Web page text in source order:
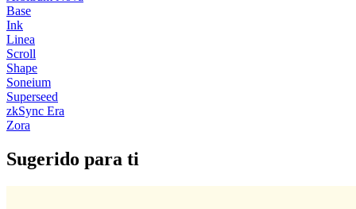
Base
Ink
Linea
Scroll
Shape
Soneium
Superseed
zkSync Era
Zora
Sugerido para ti